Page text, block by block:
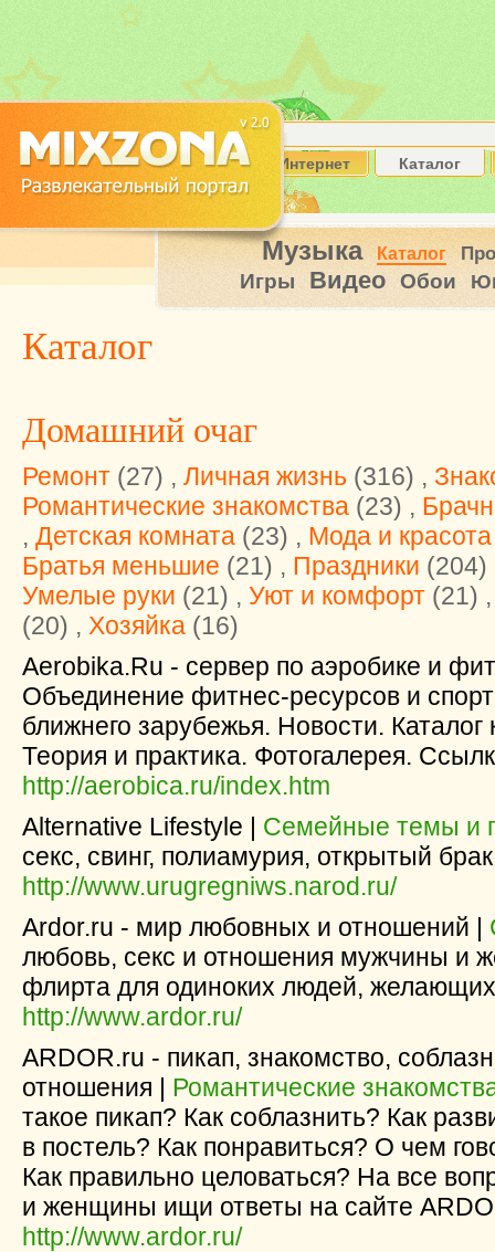
Интернет Каталог
Музыка Каталог
Игры Видео Обои
Каталог
Домашний очаг
Ремонт (27) , Личная жизнь (316) ,
Романтические знакомства (23) ,
, Детская комната (23) , Мода и красота
Братья меньшие (21) , Праздники
Умелые руки (21) , Уют и комфорт (21)
(20) , Хозяйка (16)
Aerobika.Ru - сервер по аэробике и
Объединение фитнес-ресурсов и
ближнего зарубежья. Новости.
Теория и практика. Фотогалерея.
http://aerobica.ru/index.htm
Alternative Lifestyle | Семейные темы и
секс, свинг, полиамурия, открытый
http://www.urugregniws.narod.ru/
Ardor.ru - мир любовных и отношений |
любовь, секс и отношения мужчины и
флирта для одиноких людей,
http://www.ardor.ru/
ARDOR.ru - пикап, знакомство,
отношения | Романтические
такое пикап? Как соблазнить? Как
в постель? Как понравиться? О чем
Как правильно целоваться? На все
и женщины ищи ответы на сайте
http://www.ardor.ru/